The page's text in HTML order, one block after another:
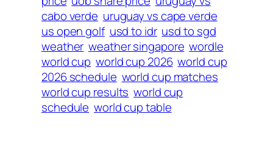
cabo verde uruguay vs cape verde
us open golf usd to idr usd to sgd
weather weather singapore wordle
world cup world cup 2026 world cup
2026 schedule world cup matches
world cup results world cup
schedule world cup table